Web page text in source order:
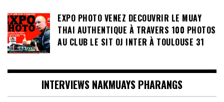
EXPO PHOTO VENEZ DECOUVRIR LE MUAY
THAI AUTHENTIQUE À TRAVERS 100 PHOTOS
AU CLUB LE SIT OJ INTER À TOULOUSE 31
INTERVIEWS NAKMUAYS PHARANGS